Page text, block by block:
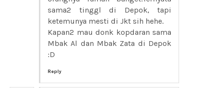
sama2 tinggl di Depok, tapi
ketemunya mesti di Jkt sih hehe.
Kapan2 mau donk kopdaran sama
Mbak Al dan Mbak Zata di Depok
:D
Reply